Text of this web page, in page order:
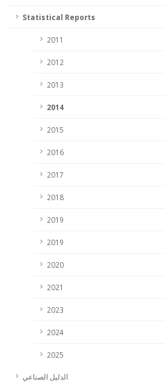
Statistical Reports
2011
2012
2013
2014
2015
2016
2017
2018
2019
2019
2020
2021
2023
2024
2025
الدليل الصناعي